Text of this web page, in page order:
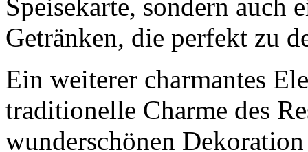
Speisekarte, sondern auch
Getränken, die perfekt zu
Ein weiterer charmantes
traditionelle Charme des
wunderschönen